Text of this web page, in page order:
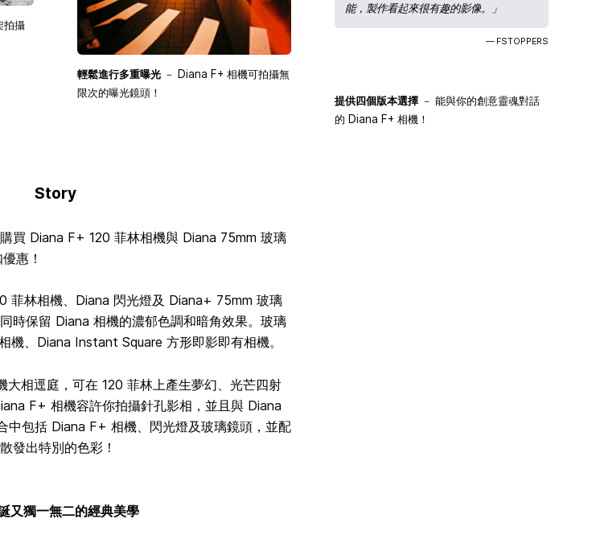
輕鬆進行多重曝光－ Diana F+ 相機可拍攝無
限次的曝光鏡頭！
拍攝
能，製作看起來很有趣的影像。」
— FSTOPPERS
提供四個版本選擇－ 能與你的創意靈魂對話
的 Diana F+ 相機！
Story
買 Diana F+ 120 菲林相機與 Diana 75mm 玻璃
惠！
菲林相機、Diana 閃光燈及 Diana+ 75mm 玻璃
時保留 Diana 相機的濃郁色調和暗角效果。玻璃
機、Diana Instant Square 方形即影即有相機。
相逕庭，可在 120 菲林上產生夢幻、光芒四射
F+ 相機容許你拍攝針孔影相，並且與 Diana
中包括 Diana F+ 相機、閃光燈及玻璃鏡頭，並配
發出特別的色彩！
又獨一無二的經典美學